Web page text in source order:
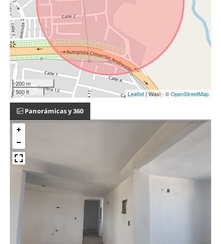
200 m
500 ft
Leaflet | Wasi - ©OpenStreetMap
Panorámicas y 360